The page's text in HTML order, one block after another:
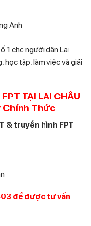
Anh
1 cho người dân Lai
học tập, làm việc và giải
TẠI LAI CHÂU
Chính Thức
& truyền hình FPT
để được tư vấn